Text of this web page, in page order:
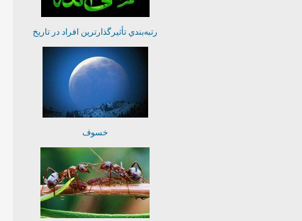
رتبه‌بندي تأثيرگذارترين افراد در تاريخ
خسوف